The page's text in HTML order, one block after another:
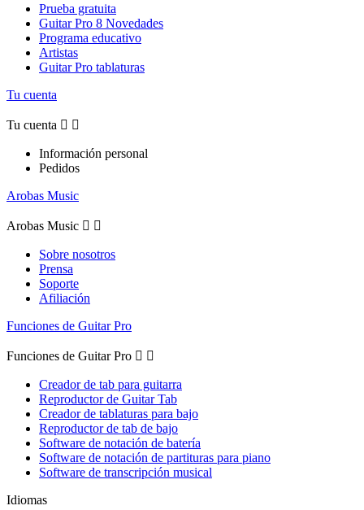
Prueba gratuita
Guitar Pro 8 Novedades
Programa educativo
Artistas
Guitar Pro tablaturas
Tu cuenta
Tu cuenta  
Información personal
Pedidos
Arobas Music
Arobas Music  
Sobre nosotros
Prensa
Soporte
Afiliación
Funciones de Guitar Pro
Funciones de Guitar Pro  
Creador de tab para guitarra
Reproductor de Guitar Tab
Creador de tablaturas para bajo
Reproductor de tab de bajo
Software de notación de batería
Software de notación de partituras para piano
Software de transcripción musical
Idiomas